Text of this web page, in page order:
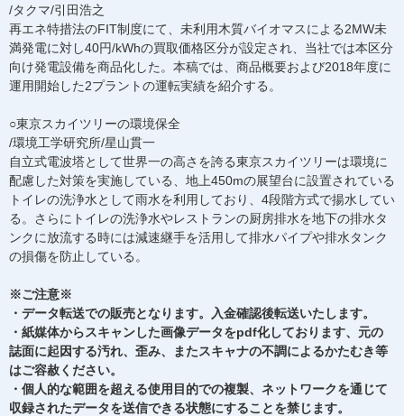
/タクマ/引田浩之
再エネ特措法のFIT制度にて、未利用木質バイオマスによる2MW未
満発電に対し40円/kWhの買取価格区分が設定され、当社では本区分
向け発電設備を商品化した。本稿では、商品概要および2018年度に
運用開始した2プラントの運転実績を紹介する。
○東京スカイツリーの環境保全
/環境工学研究所/星山貫一
自立式電波塔として世界一の高さを誇る東京スカイツリーは環境に
配慮した対策を実施している、地上450mの展望台に設置されている
トイレの洗浄水として雨水を利用しており、4段階方式で揚水してい
る。さらにトイレの洗浄水やレストランの厨房排水を地下の排水タ
ンクに放流する時には減速継手を活用して排水パイプや排水タンク
の損傷を防止している。
※ご注意※
・データ転送での販売となります。入金確認後転送いたします。
・紙媒体からスキャンした画像データをpdf化しております、元の
誌面に起因する汚れ、歪み、またスキャナの不調によるかたむき等
はご容赦ください。
・個人的な範囲を超える使用目的での複製、ネットワークを通じて
収録されたデータを送信できる状態にすることを禁じます。